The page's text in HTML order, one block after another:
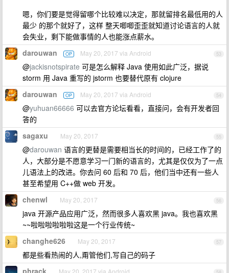
嗯，你们要是觉得留哪个比较难以决定，那就留排名最低用的人
最少 的那个就好了，这样 整天唧唧歪歪就知道讨论语言的人就
会失业，剩下能做事情的人也能涨点薪水。
53
darouwan OP May 20, 2017 via Android
@jackisnotspirate 可是怎么解释 Java 使用如此广泛，据说
storm 用 Java 重写的 jstorm 也要替代原有 clojure
54
darouwan OP May 20, 2017 via Android
@yuhuan66666 可以去官方论坛看看，直接问，会有开发者回
答的
55
sagaxu May 20, 2017
@darouwan 语言的更替是需要相当长的时间的，已经工作了的
人，大部分是不愿意学习一门新的语言的，尤其是仅仅为了一点
儿语法上的改进。你去问 60 后和 70 后，他们当中还有一些人
甚至希望用 C++做 web 开发。
56
chenwl May 20, 2017
java 开源产品应用广泛，然而很多人喜欢黑 java。我也喜欢黑
~~啦啦啦啦啦啦这是一个行业传统~
57
changhe626 May 20, 2017
都是些看热闹的人,甭管他们,写自己的码子
phrack May 20, 2017 via Android